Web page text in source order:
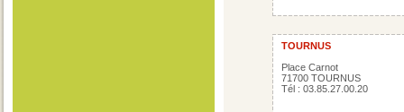
TOURNUS
Place Carnot
71700 TOURNUS
Tél : 03.85.27.00.20